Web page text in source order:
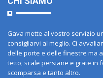
Gava mette al vostro servizio
consigliarvi al meglio. Ci
delle porte e delle finestre ma
tetto, scale persiane e grate in
scomparsa e tanto altro.